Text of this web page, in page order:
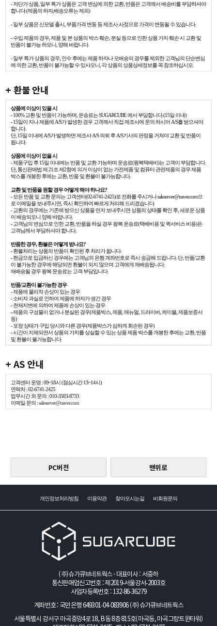
- 저단가 상품, 일부 특가 상품은 고객 변심에 의한 교환, 반품은 고객께서 배송비를 부담하셔야
합니다.(제품의 하자,배송오류는 제외)
- 일부 상품은 신모델 출시, 부품가격 변동 등 제조사 사정으로 가격이 변동될 수 있습니다.
- 수입 제품의 경우, 제품 및 본 상품의 박스 훼손, 분실 등으로 인한 상품 가치 훼손 시 교환 및
반품이 불가능 하오니, 양해 바랍니다.
- 일부 특가 상품의 경우, 인수 후에는 제품 하자나 오배송의 경우를 제외한 고객님의 단순변심
에 의한 교환, 반품이 불가능할 수 있사오니, 각 상품의 상품상세정보를 꼭 참조하십시오.
+ 환불 안내
상품에 이상이 있을 시
- 100% 교환 및 반품이 가능하며, 운송료는 SUGARCUBE 에서 부담합니다.(15일 이내)
- 15일이 지나 제품에 A/S가 발생한 경우 고객께서 직접 제조사에 문의 하시어 A/S를 받으셔야
합니다.
단, 15일 이내에 A/S가 발생하면 제조사 A/S 의뢰 후 A/S기사의 판정을 거쳐야 교환 및 반품이
됩니다.
상품에 이상이 없을 시
- 제품구입 후 15일 이내에는 반품 및 교환 가능하며 운송료(왕복택배비)는 고객이 부담합니다.
단, 통신판매법 제 21조 제2항에 의거 이상이 없는 가전제품 및 컴퓨터 관련제품의 경우 제품
박스를 개봉한 후에는 교환, 반품 및 환불이 불가능합니다.
교환 및 반품을 원할 경우 어떻게 해야 하나요?
- 모든 반품 및 교환 문의는 고객센터(02-6741-2425)로 전화를 주시거나 saleserver@naver.com으
로 이메일을 보내주시면, 즉시 확인하여 빠르게 처리해 드리겠습니다.
- 교환의 경우에는 기존에 받으신 상품을 먼저 보내주시면 상품의 상태를 확인 후, 새로운 상품
이 배송되오니 양해 바랍니다.
- 고객님의 변심으로 인한 교환, 반품을 하실 경우 왕복 운송료(택배비용 및 퀵서비스 비용)은
고객님께서 부담하셔야 합니다.
반품한 경우, 환불은 어떻게 받나요?
- 환불처리는 상품의 반품이 확인된 후 처리가 됩니다.
- 현금으로 입금하신 경우에는 고객님의 은행 계좌번호로 즉시 송금해 드립니다. 단, 반품/교환
이 불가능한 경우에 해당되면 환불이 되지 않으며 고객에게 재배송됩니다.
재배송될 경우 왕복 운송료는 고객 부담입니다.
반품/교환이 불가능한 경우
- 제품에 물리적 손상이 있는 경우
- 소비자 과실로 인하여 제품에 하자가 생긴 경우
- 천재지변에 의하여 제품에 손상이 있는 경우
- 제품의 구성물이 없거나 분실된 경우(제품박스, 제품, 매뉴얼, 드라이버, 케이블, 제품보증서
등)
- 포장 상태가 구입 당시와 다른 경우(제품박스가 심하게 회손된 경우)
- 시간이 지체되면서 상품의 가치를 상실할 수 있는 상품 제품 박스를 개봉한 후에는 교환, 반품
및 환불이 불가능합니다.
+ AS 안내
고객센터 운영 : 09~18시 (점심시간 13~14시)
연락처 : 02-6741-2425
업무시간 외 문의 : 010-3503-8733
이메일 문의 :saleserver@naver.com
PC버전 맨위로
개인정보처리방침 이용약관 찾아오시는길 비회원문의
(주)슈가큐브네트웍스 · 대표이사 : 서중하
통신판매업신고번호 : 제2019-서울강서-2003호
사업자등록번호 : 132-86-36279
계좌번호 : 국민은행 649301-04-083906 (주)슈가큐브네트웍스
서울특별시 강서구 마곡중앙4로 18, B동 8층 815호(마곡동, 마곡그랑트윈타워)